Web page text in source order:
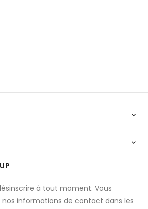


à tout moment. Vous
nos informations de contact dans les